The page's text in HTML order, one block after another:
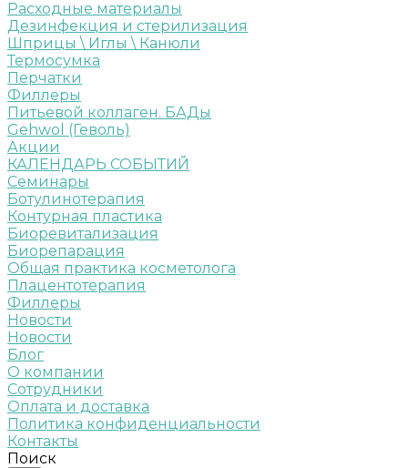
Расходные материалы
Дезинфекция и стерилизация
Шприцы \ Иглы \ Канюли
Термосумка
Перчатки
Филлеры
Питьевой коллаген. БАДы
Gehwol (Геволь)
Акции
КАЛЕНДАРЬ СОБЫТИЙ
Семинары
Ботулинотерапия
Контурная пластика
Биоревитализация
Биорепарация
Общая практика косметолога
Плацентотерапия
Филлеры
Новости
Новости
Блог
О компании
Сотрудники
Оплата и доставка
Политика конфиденциальности
Контакты
Поиск